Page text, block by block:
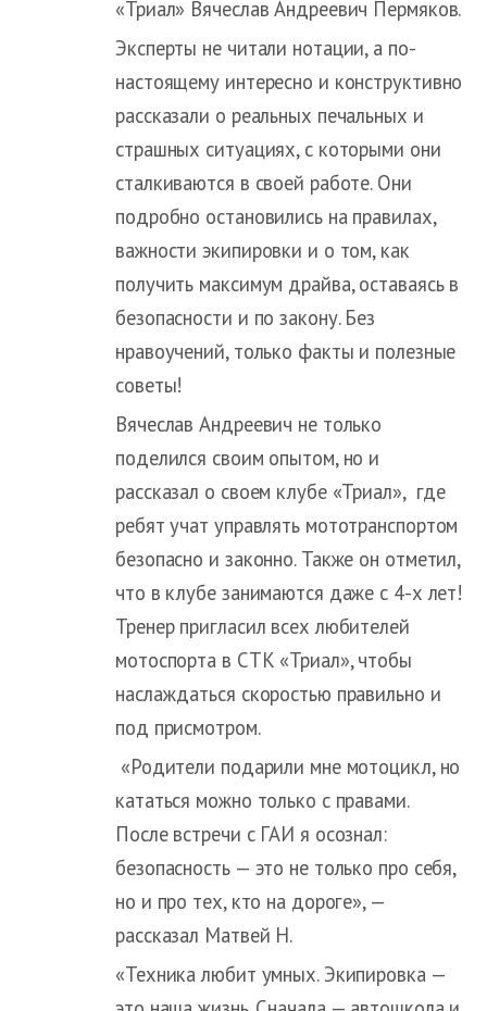
«Триал» Вячеслав Андреевич Пермяков.
Эксперты не читали нотации, а по-
настоящему интересно и конструктивно
рассказали о реальных печальных и
страшных ситуациях, с которыми они
сталкиваются в своей работе. Они
подробно остановились на правилах,
важности экипировки и о том, как
получить максимум драйва, оставаясь в
безопасности и по закону. Без
нравоучений, только факты и полезные
советы!
Вячеслав Андреевич не только
поделился своим опытом, но и
рассказал о своем клубе «Триал», где
ребят учат управлять мототранспортом
безопасно и законно. Также он отметил,
что в клубе занимаются даже с 4-х лет!
Тренер пригласил всех любителей
мотоспорта в СТК «Триал», чтобы
наслаждаться скоростью правильно и
под присмотром.
«Родители подарили мне мотоцикл, но
кататься можно только с правами.
После встречи с ГАИ я осознал:
безопасность — это не только про себя,
но и про тех, кто на дороге», —
рассказал Матвей Н.
«Техника любит умных. Экипировка —